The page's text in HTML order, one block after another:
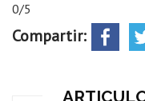
0/5
Compartir: